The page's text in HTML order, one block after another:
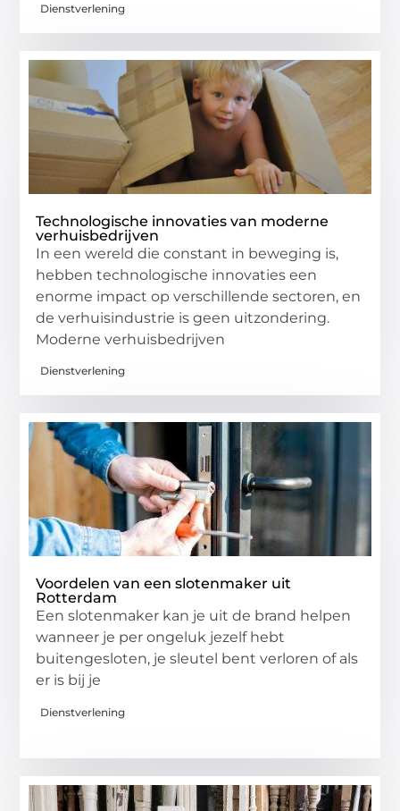
Dienstverlening
Technologische innovaties van moderne
verhuisbedrijven
In een wereld die constant in beweging is,
hebben technologische innovaties een
enorme impact op verschillende sectoren, en
de verhuisindustrie is geen uitzondering.
Moderne verhuisbedrijven
Dienstverlening
Voordelen van een slotenmaker uit
Rotterdam
Een slotenmaker kan je uit de brand helpen
wanneer je per ongeluk jezelf hebt
buitengesloten, je sleutel bent verloren of als
er is bij je
Dienstverlening